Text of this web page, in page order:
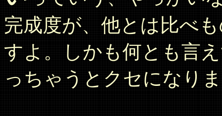
完成度が、他とは比べ
すよ。しかも何とも言
っちゃうとクセになり